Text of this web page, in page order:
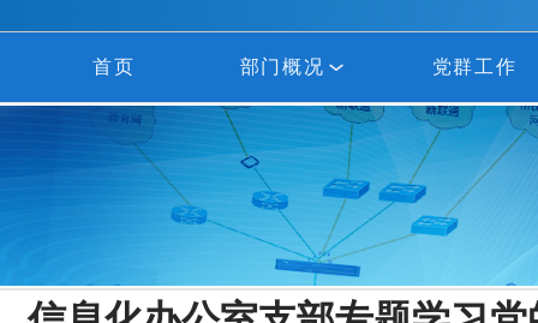
首页 部门概况
网络中心
信息中心
党群工作